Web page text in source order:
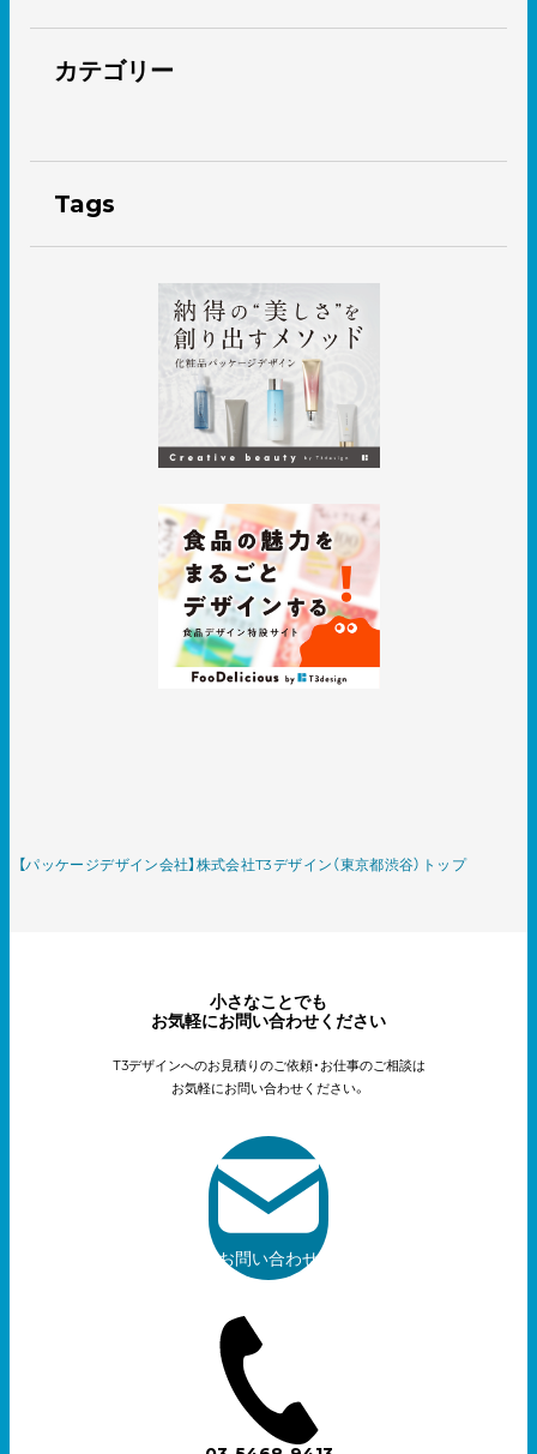
カテゴリー
Tags
【パッケージデザイン会社】株式会社T3デザイン（東京都渋谷）トップ
小さなことでも
お気軽にお問い合わせください
T3デザインへのお見積りのご依頼・お仕事のご相談は
お気軽にお問い合わせください。
お問い合わせ